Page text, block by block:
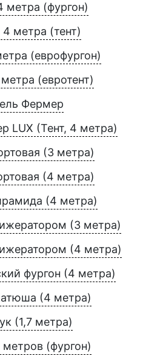
метра (фургон)
4 метра (тент)
(еврофургон)
(евротент)
Фермер
LUX (Тент, 4 метра)
(3 метра)
(4 метра)
(4 метра)
(3 метра)
(4 метра)
фургон (4 метра)
(4 метра)
(1,7 метра)
метров (фургон)